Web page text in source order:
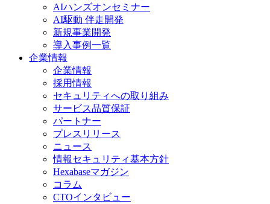
AIハンズオンセミナー
AI駆動 伴走開発
新規事業開発
導入事例一覧
企業情報
企業情報
採用情報
セキュリティへの取り組み
サービス品質保証
パートナー
プレスリリース
ニュース
情報セキュリティ基本方針
Hexabaseマガジン
コラム
CTOインタビュー